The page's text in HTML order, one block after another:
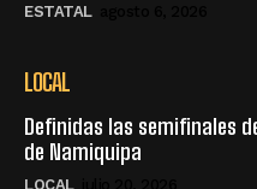
ESTATAL
LOCAL
Definidas las semifinales
de Namiquipa
LOCAL